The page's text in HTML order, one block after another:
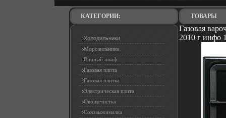
КАТЕГОРИИ:
Холодильники
Морозильники
Винный шкаф
Газовая плита
Газовая плитка
Электрическая плита
Овощечистка
Соковыжималка
ТОВАРЫ
Газовая
2010 г инфо